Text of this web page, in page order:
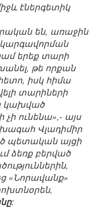
էներգետիկ
են, առաջին
երեք տարի
թե որքան
իսկ հիմա
տարիների
կախված
ունենա»,- այս
Վլադիմիր
պետական այցի
ձեռք բերված
«Նորավանք»
: